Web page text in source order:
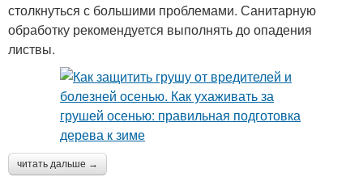
столкнуться с большими проблемами. Санитарную
обработку рекомендуется выполнять до опадения
листвы.
читать дальше →